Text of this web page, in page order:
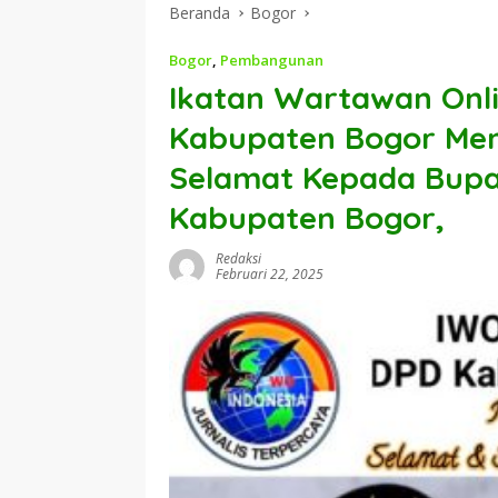
Beranda Bogor
Bogor, Pembangunan
Ikatan Wartawan
Kabupaten Bogor
Selamat Kepada
Kabupaten Bogor,
Redaksi
Februari 22, 2025